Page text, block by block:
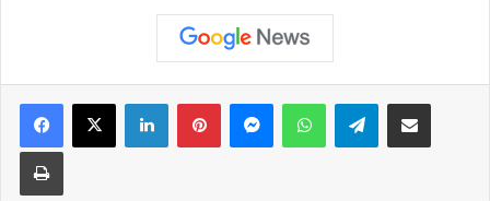
Facebook
X LinkedinPinterestMessengerWhatsAppTelegramCompartilhar via e-mail
Imprimir